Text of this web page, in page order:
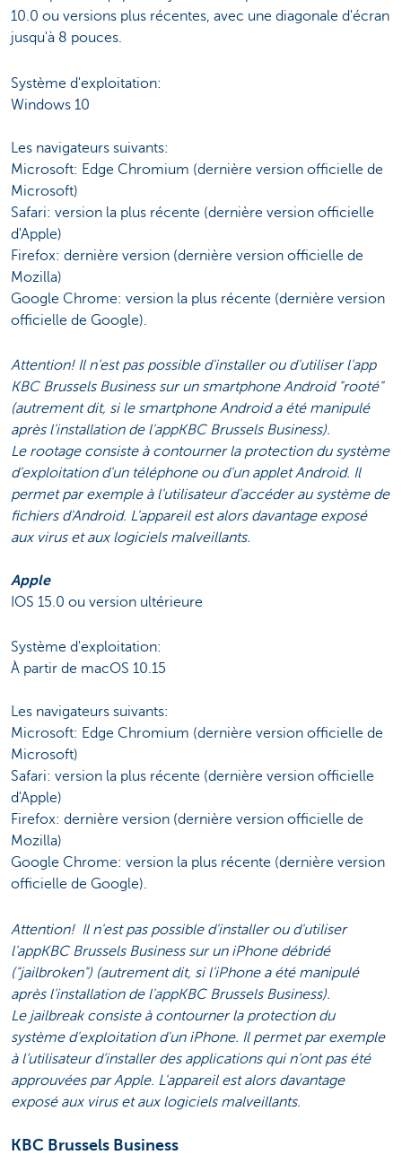
10.0 ou versions plus récentes, avec une diagonale d'écran
jusqu'à 8 pouces.
Système d'exploitation:
Windows 10
Les navigateurs suivants:
Microsoft: Edge Chromium (dernière version officielle de
Microsoft)
Safari: version la plus récente (dernière version officielle
d'Apple)
Firefox: dernière version (dernière version officielle de
Mozilla)
Google Chrome: version la plus récente (dernière version
officielle de Google).
Attention! Il n'est pas possible d'installer ou d'utiliser l'app
KBC Brussels Business sur un smartphone Android "rooté"
(autrement dit, si le smartphone Android a été manipulé
après l'installation de l'appKBC Brussels Business).
Le rootage consiste à contourner la protection du système
d'exploitation d'un téléphone ou d'un applet Android. Il
permet par exemple à l'utilisateur d'accéder au système de
fichiers d'Android. L'appareil est alors davantage exposé
aux virus et aux logiciels malveillants.
Apple
IOS 15.0 ou version ultérieure
Système d'exploitation:
À partir de macOS 10.15
Les navigateurs suivants:
Microsoft: Edge Chromium (dernière version officielle de
Microsoft)
Safari: version la plus récente (dernière version officielle
d'Apple)
Firefox: dernière version (dernière version officielle de
Mozilla)
Google Chrome: version la plus récente (dernière version
officielle de Google).
Attention! Il n'est pas possible d'installer ou d'utiliser
l'appKBC Brussels Business sur un iPhone débridé
("jailbroken") (autrement dit, si l'iPhone a été manipulé
après l'installation de l'appKBC Brussels Business).
Le jailbreak consiste à contourner la protection du
système d'exploitation d'un iPhone. Il permet par exemple
à l’utilisateur d’installer des applications qui n’ont pas été
approuvées par Apple. L'appareil est alors davantage
exposé aux virus et aux logiciels malveillants.
KBC Brussels Business